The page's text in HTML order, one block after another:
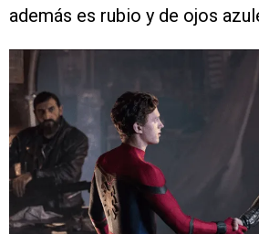
además es rubio y de ojos